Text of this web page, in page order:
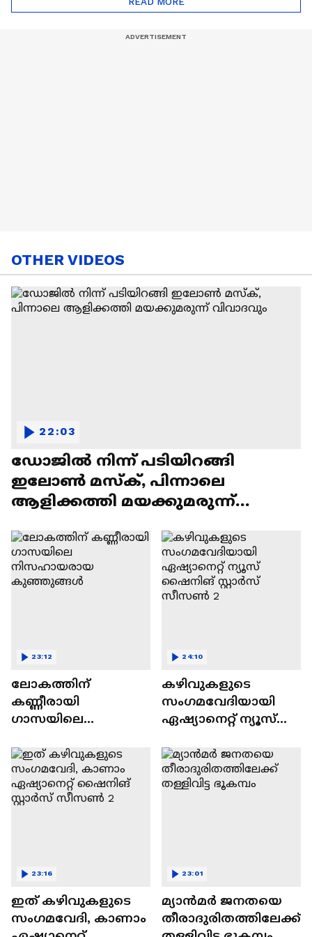
Nail Art | Trends Cafe
OTHER VIDEOS
ഡോജിൽ നിന്ന് പടിയിറങ്ങി
ഇലോൺ മസ്ക്, പിന്നാലെ
ആളിക്കത്തി മയക്കുമരുന്ന്
22:03
ലോകത്തിന്
കണ്ണീരായി
ഗാസയിലെ
കുഞ്ഞുങ്ങൾ
23:12
കഴിവുകളുടെ
സംഗമവേദിയായി
ഏഷ്യാനെറ്റ് ന്യൂസ്
സീസൺ 2
24:10
ഇത് കഴിവുകളുടെ
സംഗമവേദി, കാണാം
23:16
മ്യാൻമർ ജനതയെ
തീരാദുരിതത്തിലേക്ക്
23:01